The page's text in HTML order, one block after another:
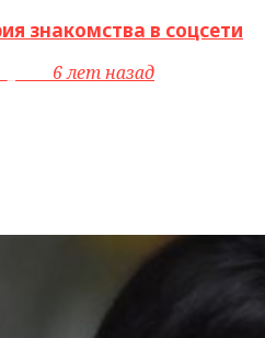
знакомства в соцсети
6 лет назад